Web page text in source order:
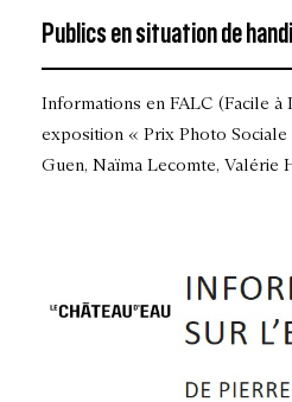
Informations en FALC (Facile à
exposition « Prix Photo
Guen, Naïma Lecomte, Valérie
Publics en situation de